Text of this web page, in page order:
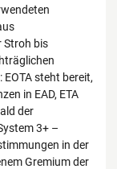
Stroh bis
steht bereit,
in EAD, ETA
der
3+ –
in der
Gremium der